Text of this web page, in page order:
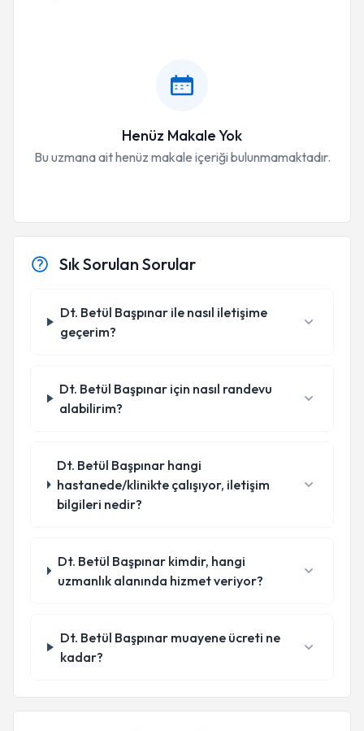
Henüz Makale Yok
Bu uzmana ait henüz makale içeriği bulunmamaktadır.
Sık Sorulan Sorular
Dt. Betül Başpınar ile nasıl iletişime
geçerim?
Dt. Betül Başpınar için nasıl randevu
alabilirim?
Dt. Betül Başpınar hangi
hastanede/klinikte çalışıyor, iletişim
bilgileri nedir?
Dt. Betül Başpınar kimdir, hangi
uzmanlık alanında hizmet veriyor?
Dt. Betül Başpınar muayene ücreti ne
kadar?